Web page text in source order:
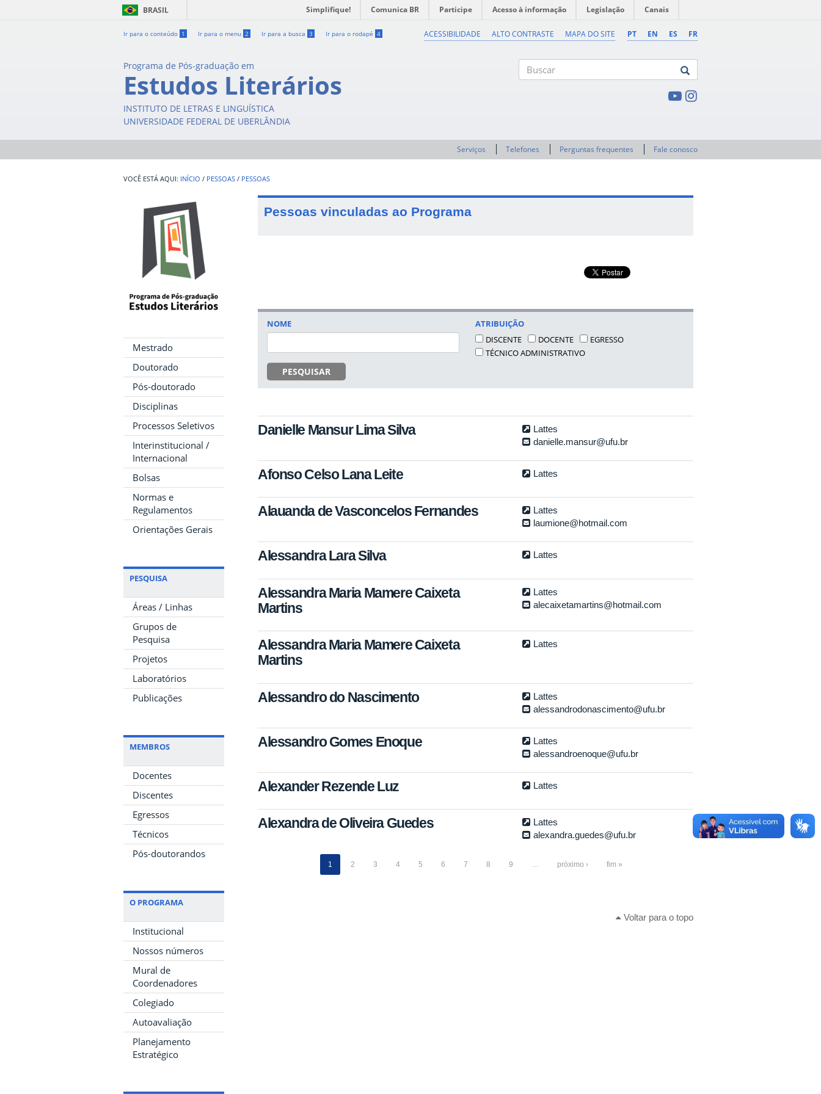
BRASIL Simplifique! Comunica BR Participe Acesso à informação Legislação Canais
Ir para o conteúdo 1 Ir para o menu 2 Ir para a busca 3 Ir para o rodapé 4 PT EN ES FR
ACESSIBILIDADE ALTO CONTRASTE MAPA DO SITE
Programa de Pós-graduação em
Estudos Literários
INSTITUTO DE LETRAS E LINGUÍSTICA
UNIVERSIDADE FEDERAL DE UBERLÂNDIA
Serviços Telefones Perguntas frequentes Fale conosco
INÍCIO / PESSOAS / PESSOAS
Mestrado
Doutorado
Pós-doutorado
Disciplinas
Processos Seletivos
Interinstitucional /
Internacional
Bolsas
Normas e
Regulamentos
Orientações Gerais
PESQUISA
Áreas / Linhas
Grupos de
Pesquisa
Projetos
Laboratórios
Publicações
MEMBROS
Docentes
Discentes
Egressos
Técnicos
Pós-doutorandos
O PROGRAMA
Institucional
Nossos números
Mural de
Coordenadores
Colegiado
Autoavaliação
Planejamento
Estratégico
Pessoas vinculadas ao Programa
NOME
PESQUISAR
ATRIBUIÇÃO
DISCENTE
DOCENTE
EGRESSO
TÉCNICO ADMINISTRATIVO
Danielle Mansur Lima Silva Lattes
danielle.mansur@ufu.br
Afonso Celso Lana Leite Lattes
Alauanda de Vasconcelos Fernandes Lattes
laumione@hotmail.com
Alessandra Lara Silva Lattes
Alessandra Maria Mamere Caixeta
Martins
Lattes
alecaixetamartins@hotmail.com
Alessandra Maria Mamere Caixeta
Martins
Lattes
Alessandro do Nascimento Lattes
alessandrodonascimento@ufu.br
Alessandro Gomes Enoque Lattes
alessandroenoque@ufu.br
Alexander Rezende Luz Lattes
Alexandra de Oliveira Guedes Lattes
alexandra.guedes@ufu.br
1 2 3 4 5 6 7 8 9 … próximo › fim »
Voltar para o topo